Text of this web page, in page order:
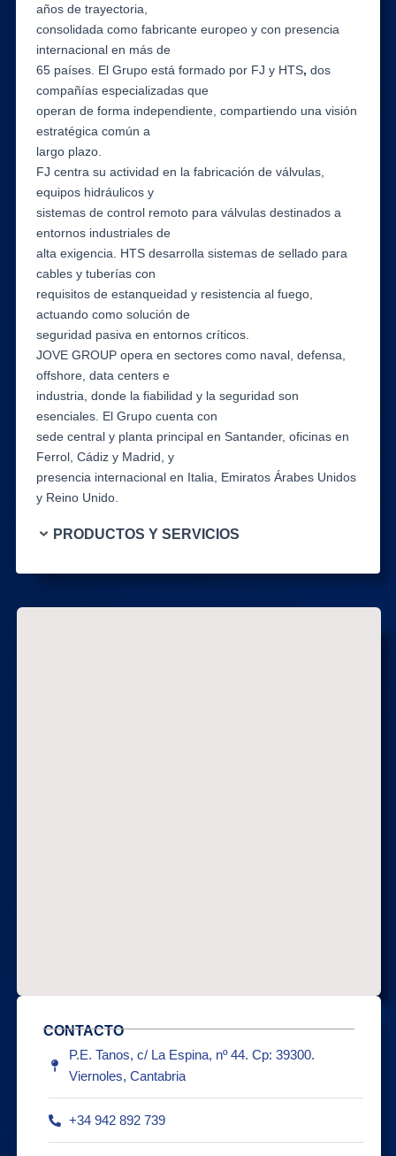
años de trayectoria,
consolidada como fabricante europeo y con presencia
internacional en más de
65 países. El Grupo está formado por FJ y HTS, dos
compañías especializadas que
operan de forma independiente, compartiendo una visión
estratégica común a
largo plazo.
FJ centra su actividad en la fabricación de válvulas,
equipos hidráulicos y
sistemas de control remoto para válvulas destinados a
entornos industriales de
alta exigencia. HTS desarrolla sistemas de sellado para
cables y tuberías con
requisitos de estanqueidad y resistencia al fuego,
actuando como solución de
seguridad pasiva en entornos críticos.
JOVE GROUP opera en sectores como naval, defensa,
offshore, data centers e
industria, donde la fiabilidad y la seguridad son
esenciales. El Grupo cuenta con
sede central y planta principal en Santander, oficinas en
Ferrol, Cádiz y Madrid, y
presencia internacional en Italia, Emiratos Árabes Unidos
y Reino Unido.
PRODUCTOS Y SERVICIOS
CONTACTO
P.E. Tanos, c/ La Espina, nº 44. Cp: 39300.
Viernoles, Cantabria
+34 942 892 739